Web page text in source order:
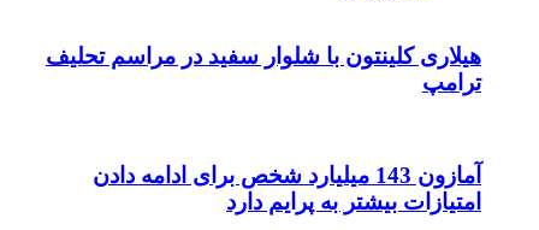
هیلاری کلینتون با شلوار سفید در مراسم تحلیف
ترامپ
آمازون 143 میلیارد شخص برای ادامه دادن
امتیازات بیشتر به پرایم دارد